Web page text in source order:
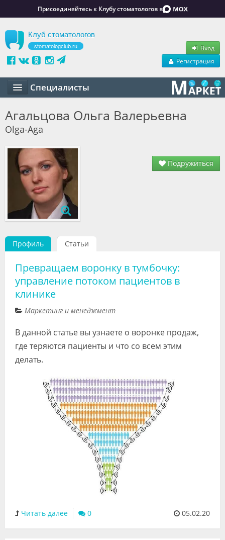
Присоединяйтесь к Клубу стоматологов в
Клуб стоматологов
stomatologclub.ru
Вход
Регистрация
Специалисты
Маркет
Обучение
Вакансии
Резюме
Объявления
Видео
Клиники
Специалисты
Блоги
Лаборатории
Агальцова Ольга Валерьевна
Подружиться
Olga-Aga
Профиль Статьи
Превращаем воронку в тумбочку:
управление потоком пациентов в
клинике
Маркетинг и менеджмент
В данной статье вы узнаете о воронке продаж,
где теряются пациенты и что со всем этим
делать.
Читать далее 0 05.02.20